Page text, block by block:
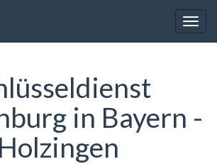
Toggle
in Bayern -
Holzingen